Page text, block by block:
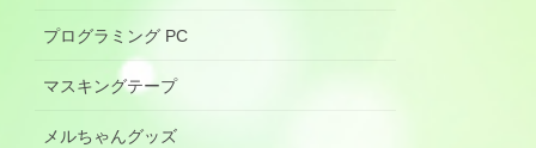
プログラミング PC
マスキングテープ
メルちゃんグッズ